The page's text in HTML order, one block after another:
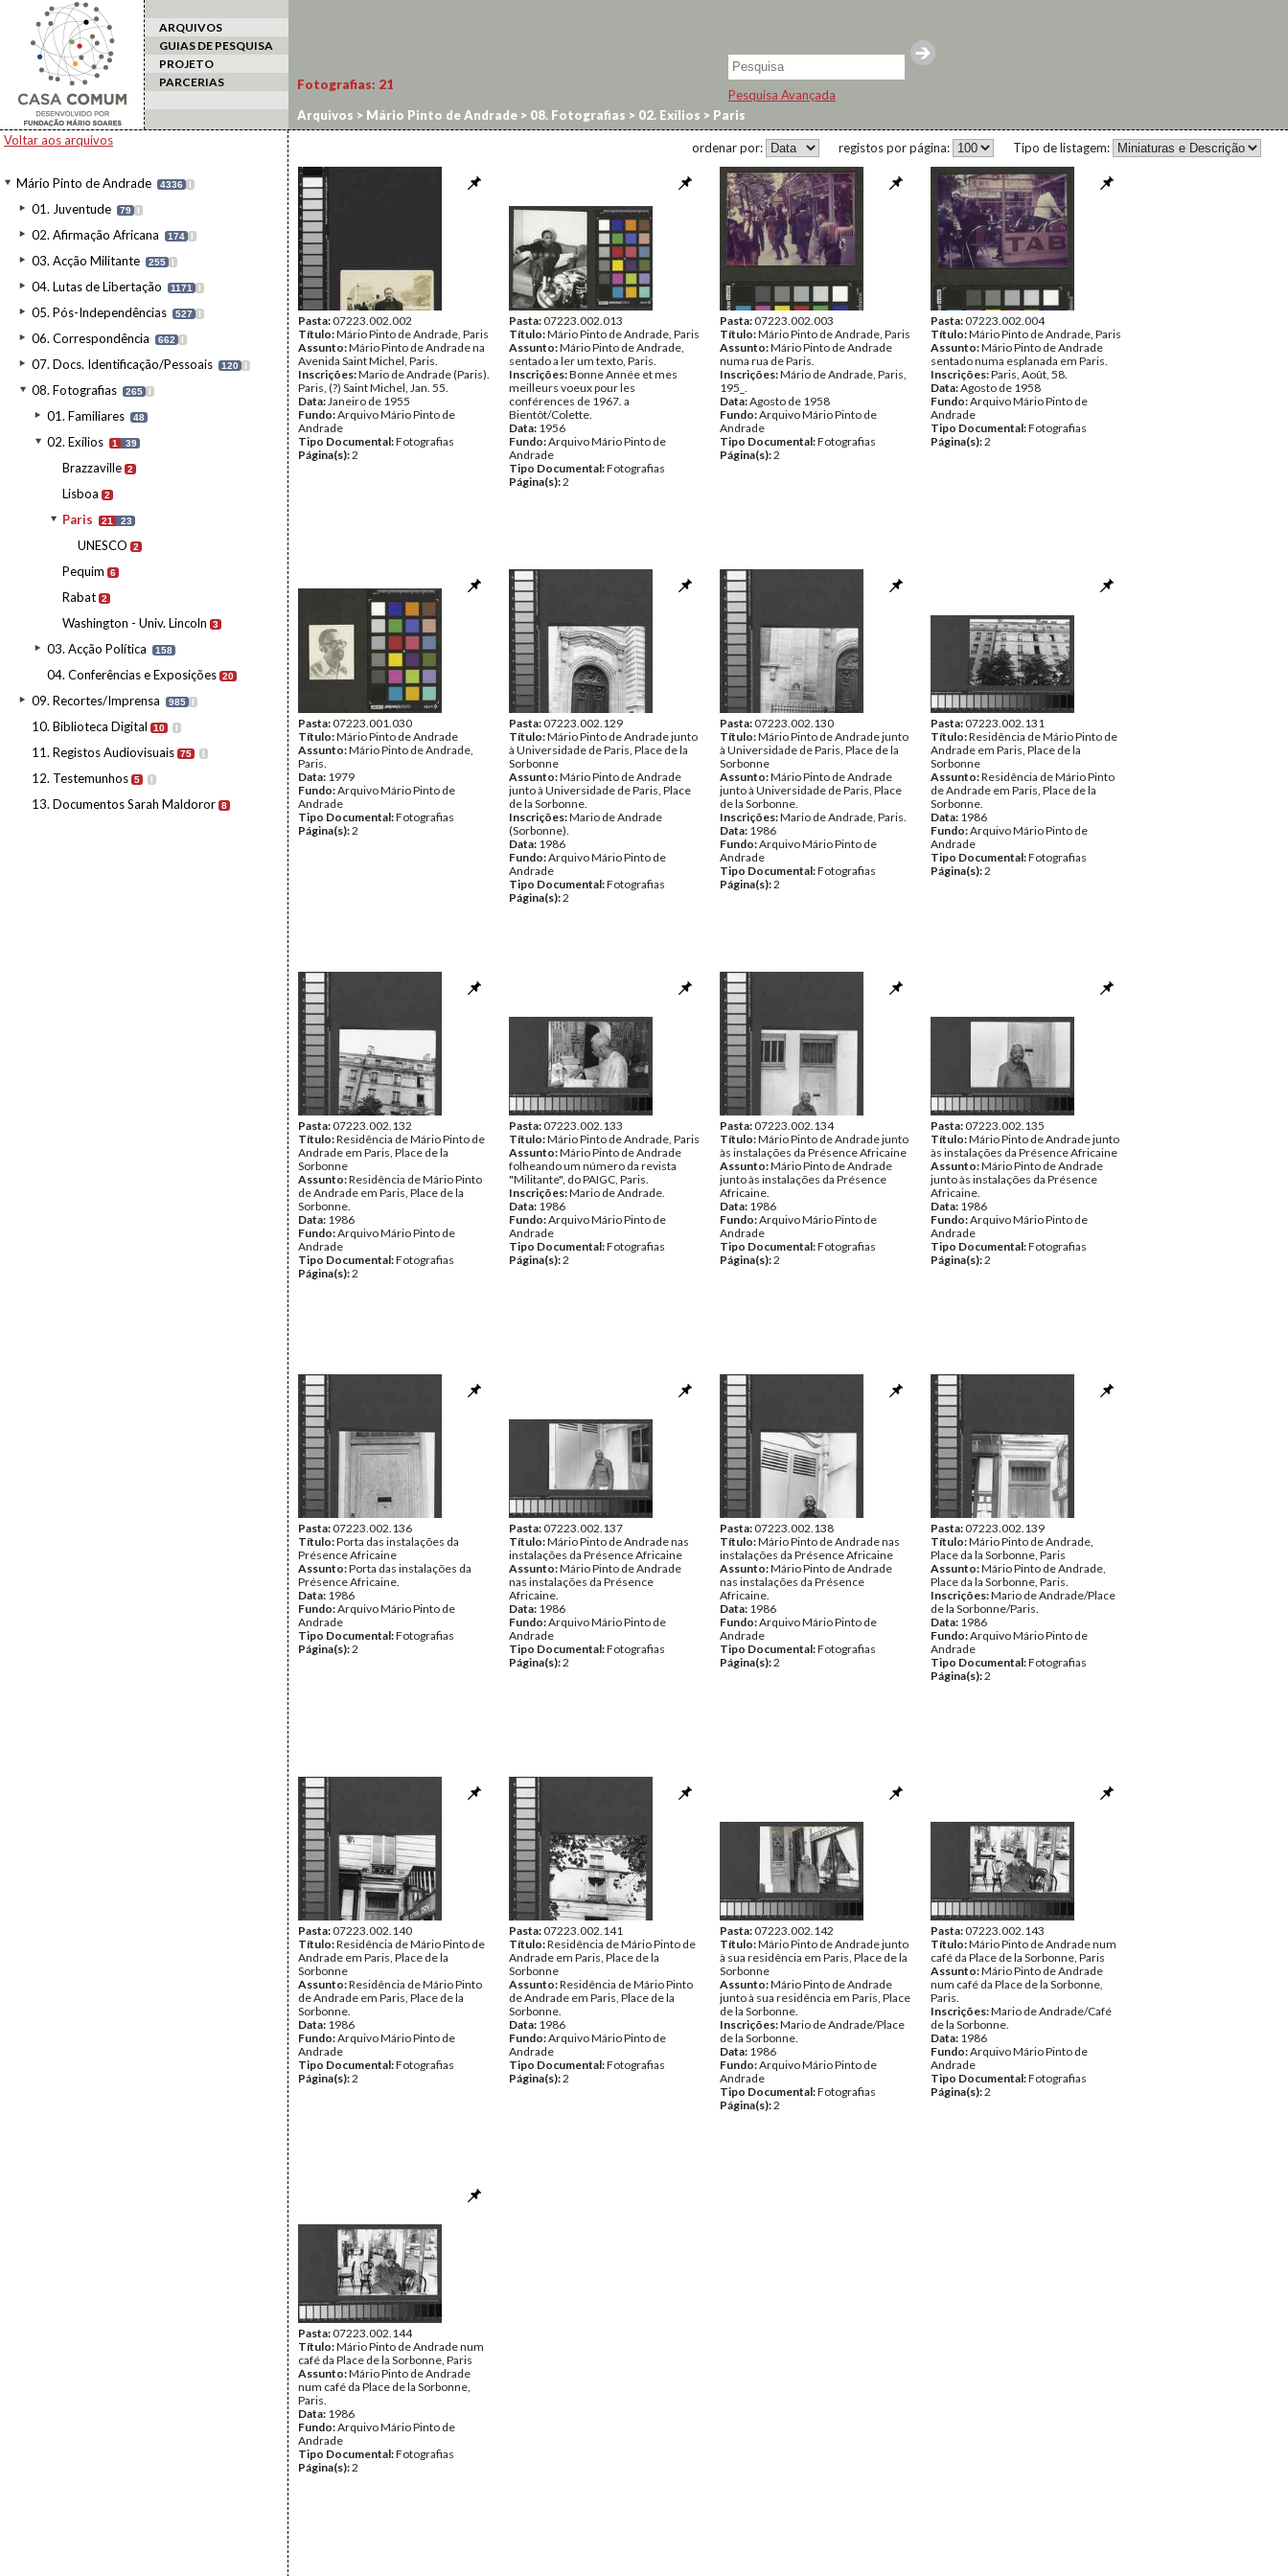
ARQUIVOS
GUIAS DE PESQUISA
PROJETO
PARCERIAS
Pesquisa Avançada
Voltar aos arquivos
Mário Pinto de Andrade 4336 I
01. Juventude 79 I
02. Afirmação Africana 174 I
03. Acção Militante 255 I
04. Lutas de Libertação 1171 I
05. Pós-Independências 527 I
06. Correspondência 662 I
07. Docs. Identificação/Pessoais 120 I
08. Fotografias 265 I
01. Familiares 48
02. Exílios 1 39
Brazzaville 2
Lisboa 2
Paris 21 23
UNESCO 2
Pequim 6
Rabat 2
Washington - Univ. Lincoln 3
03. Acção Política 158
04. Conferências e Exposições 20
09. Recortes/Imprensa 985 I
10. Biblioteca Digital 10 I
11. Registos Audiovisuais 75 I
12. Testemunhos 5 I
13. Documentos Sarah Maldoror 8
Fotografias: 21
Arquivos > Mário Pinto de Andrade > 08. Fotografias > 02. Exílios > Paris
Tipo de listagem:
registos por página:
ordenar por:
Pasta:07223.002.002
Título:Mário Pinto de Andrade, Paris
Assunto:Mário Pinto de Andrade na
Avenida Saint Michel, Paris.
Inscrições:Mario de Andrade (Paris).
Paris, (?) Saint Michel, Jan. 55.
Data:Janeiro de 1955
Fundo:Arquivo Mário Pinto de
Andrade
Tipo Documental:Fotografias
Página(s):2
Pasta:07223.002.013
Título:Mário Pinto de Andrade, Paris
Assunto:Mário Pinto de Andrade,
sentado a ler um texto, Paris.
Inscrições:Bonne Année et mes
meilleurs voeux pour les
conférences de 1967. a
Bientôt/Colette.
Data: 1956
Fundo:Arquivo Mário Pinto de
Andrade
Tipo Documental:Fotografias
Página(s):2
Pasta:07223.002.003
Título:Mário Pinto de Andrade, Paris
Assunto:Mário Pinto de Andrade
numa rua de Paris.
Inscrições:Mário de Andrade, Paris,
195_.
Data:Agosto de 1958
Fundo:Arquivo Mário Pinto de
Andrade
Tipo Documental:Fotografias
Página(s):2
Pasta:07223.002.004
Título:Mário Pinto de Andrade, Paris
Assunto:Mário Pinto de Andrade
sentado numa esplanada em Paris.
Inscrições:Paris, Août, 58.
Data:Agosto de 1958
Fundo:Arquivo Mário Pinto de
Andrade
Tipo Documental:Fotografias
Página(s):2
Pasta:07223.001.030
Título:Mário Pinto de Andrade
Assunto:Mário Pinto de Andrade,
Paris.
Data: 1979
Fundo:Arquivo Mário Pinto de
Andrade
Tipo Documental:Fotografias
Página(s):2
Pasta:07223.002.129
Título:Mário Pinto de Andrade junto
à Universidade de Paris, Place de la
Sorbonne
Assunto:Mário Pinto de Andrade
junto à Universidade de Paris, Place
de la Sorbonne.
Inscrições:Mario de Andrade
(Sorbonne).
Data: 1986
Fundo:Arquivo Mário Pinto de
Andrade
Tipo Documental:Fotografias
Página(s):2
Pasta:07223.002.130
Título:Mário Pinto de Andrade junto
à Universidade de Paris, Place de la
Sorbonne
Assunto:Mário Pinto de Andrade
junto à Universidade de Paris, Place
de la Sorbonne.
Inscrições:Mario de Andrade, Paris.
Data: 1986
Fundo:Arquivo Mário Pinto de
Andrade
Tipo Documental:Fotografias
Página(s):2
Pasta:07223.002.131
Título:Residência de Mário Pinto de
Andrade em Paris, Place de la
Sorbonne
Assunto:Residência de Mário Pinto
de Andrade em Paris, Place de la
Sorbonne.
Data: 1986
Fundo:Arquivo Mário Pinto de
Andrade
Tipo Documental:Fotografias
Página(s):2
Pasta:07223.002.132
Título:Residência de Mário Pinto de
Andrade em Paris, Place de la
Sorbonne
Assunto:Residência de Mário Pinto
de Andrade em Paris, Place de la
Sorbonne.
Data: 1986
Fundo:Arquivo Mário Pinto de
Andrade
Tipo Documental:Fotografias
Página(s):2
Pasta:07223.002.133
Título:Mário Pinto de Andrade, Paris
Assunto:Mário Pinto de Andrade
folheando um número da revista
"Militante", do PAIGC, Paris.
Inscrições:Mario de Andrade.
Data: 1986
Fundo:Arquivo Mário Pinto de
Andrade
Tipo Documental:Fotografias
Página(s):2
Pasta:07223.002.134
Título:Mário Pinto de Andrade junto
às instalações da Présence Africaine
Assunto:Mário Pinto de Andrade
junto às instalações da Présence
Africaine.
Data: 1986
Fundo:Arquivo Mário Pinto de
Andrade
Tipo Documental:Fotografias
Página(s):2
Pasta:07223.002.135
Título:Mário Pinto de Andrade junto
às instalações da Présence Africaine
Assunto:Mário Pinto de Andrade
junto às instalações da Présence
Africaine.
Data: 1986
Fundo:Arquivo Mário Pinto de
Andrade
Tipo Documental:Fotografias
Página(s):2
Pasta:07223.002.136
Título:Porta das instalações da
Présence Africaine
Assunto:Porta das instalações da
Présence Africaine.
Data: 1986
Fundo:Arquivo Mário Pinto de
Andrade
Tipo Documental:Fotografias
Página(s):2
Pasta:07223.002.137
Título:Mário Pinto de Andrade nas
instalações da Présence Africaine
Assunto:Mário Pinto de Andrade
nas instalações da Présence
Africaine.
Data: 1986
Fundo:Arquivo Mário Pinto de
Andrade
Tipo Documental:Fotografias
Página(s):2
Pasta:07223.002.138
Título:Mário Pinto de Andrade nas
instalações da Présence Africaine
Assunto:Mário Pinto de Andrade
nas instalações da Présence
Africaine.
Data: 1986
Fundo:Arquivo Mário Pinto de
Andrade
Tipo Documental:Fotografias
Página(s):2
Pasta:07223.002.139
Título:Mário Pinto de Andrade,
Place da la Sorbonne, Paris
Assunto:Mário Pinto de Andrade,
Place da la Sorbonne, Paris.
Inscrições:Mario de Andrade/Place
de la Sorbonne/Paris.
Data: 1986
Fundo:Arquivo Mário Pinto de
Andrade
Tipo Documental:Fotografias
Página(s):2
Pasta:07223.002.140
Título:Residência de Mário Pinto de
Andrade em Paris, Place de la
Sorbonne
Assunto:Residência de Mário Pinto
de Andrade em Paris, Place de la
Sorbonne.
Data: 1986
Fundo:Arquivo Mário Pinto de
Andrade
Tipo Documental:Fotografias
Página(s):2
Pasta:07223.002.141
Título:Residência de Mário Pinto de
Andrade em Paris, Place de la
Sorbonne
Assunto:Residência de Mário Pinto
de Andrade em Paris, Place de la
Sorbonne.
Data: 1986
Fundo:Arquivo Mário Pinto de
Andrade
Tipo Documental:Fotografias
Página(s):2
Pasta:07223.002.142
Título:Mário Pinto de Andrade junto
à sua residência em Paris, Place de la
Sorbonne
Assunto:Mário Pinto de Andrade
junto à sua residência em Paris, Place
de la Sorbonne.
Inscrições:Mario de Andrade/Place
de la Sorbonne.
Data: 1986
Fundo:Arquivo Mário Pinto de
Andrade
Tipo Documental:Fotografias
Página(s):2
Pasta:07223.002.143
Título:Mário Pinto de Andrade num
café da Place de la Sorbonne, Paris
Assunto:Mário Pinto de Andrade
num café da Place de la Sorbonne,
Paris.
Inscrições:Mario de Andrade/Café
de la Sorbonne.
Data: 1986
Fundo:Arquivo Mário Pinto de
Andrade
Tipo Documental:Fotografias
Página(s):2
Pasta:07223.002.144
Título:Mário Pinto de Andrade num
café da Place de la Sorbonne, Paris
Assunto:Mário Pinto de Andrade
num café da Place de la Sorbonne,
Paris.
Data: 1986
Fundo:Arquivo Mário Pinto de
Andrade
Tipo Documental:Fotografias
Página(s):2